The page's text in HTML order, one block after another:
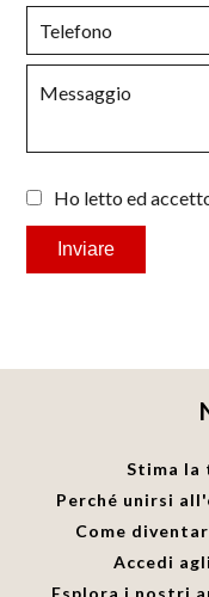
Ho letto ed
Inviare
Stima la
Perché unirsi
Come
Accedi